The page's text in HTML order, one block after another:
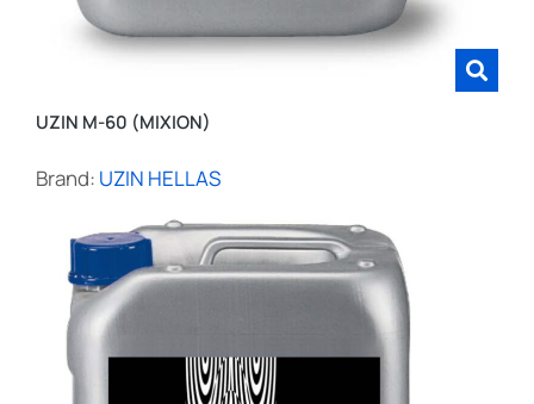
UZIN M-60 (MIXION)
Brand: UZIN HELLAS